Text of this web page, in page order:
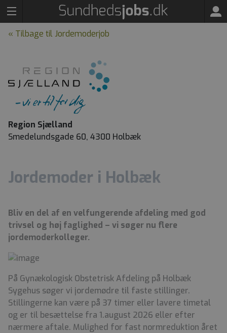
« Tilbage til Jordemoderjob
Region Sjælland
Smedelundsgade 60, 4300 Holbæk
Jordemoder i Holbæk
Bliv en del af en velfungerende afdeling med god
trivsel og høj faglighed – vi søger nu flere
jordemoderkolleger.
På Gynækologisk Obstetrisk Afdeling på Holbæk
Sygehus søger vi jordemødre til faste stillinger.
Stillingerne kan være på 37 timer eller lavere timetal
og er til besættelse fra 1.august 2026 eller efter
nærmere aftale. Mulighed for fast normreduktion året